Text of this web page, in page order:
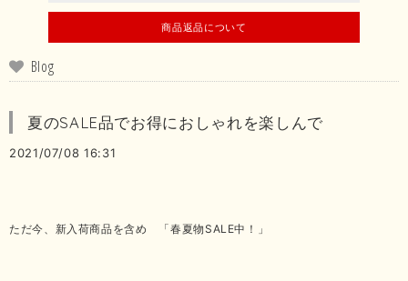
商品返品について
Blog
夏のSALE品でお得におしゃれを楽しんで
2021/07/08 16:31
ただ今、新入荷商品を含め 「春夏物SALE中！」